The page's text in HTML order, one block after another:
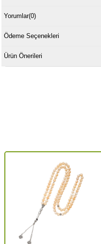
Yorumlar(0)
Ödeme Seçenekleri
Ürün Önerileri